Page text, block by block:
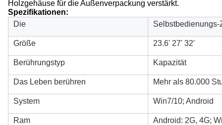
Holzgehäuse für die Außenverpackung verstärkt.
Spezifikationen:
Die
Größe 23.6' 27' 32'
Berührungstyp Kapazität
Das Leben berühren Mehr als 80.000
System Win7/10; Android
Ram Android: 2G, 4G;